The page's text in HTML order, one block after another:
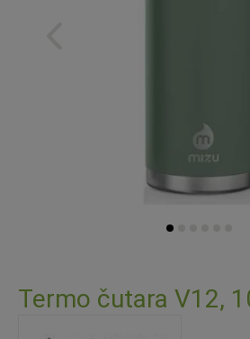
na
začetek
Termo čutara V12,